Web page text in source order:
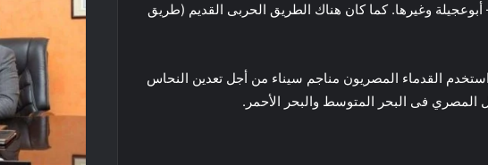
وغيرها. كما كان هناك الطريق الحربى القديم (طريق
القدماء المصريون مناجم سيناء من أجل تعدين النحاس
المصري فى البحر المتوسط والبحر الأحمر.